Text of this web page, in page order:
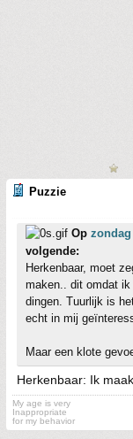
Puzzie
Op zondag
volgende:
Herkenbaar, moet
maken.. dit omdat
dingen. Tuurlijk is
echt in mij
Maar een klote
Herkenbaar: Ik
My age is very
Inappropriate
for my behavior